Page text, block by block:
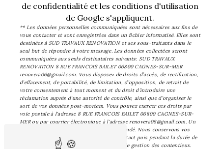
de confidentialité et les conditions d'utilisation
de Google s'appliquent.
** Les données personnelles communiquées sont nécessaires aux fins de
vous contacter et sont enregistrées dans un fichier informatisé. Elles sont
destinées à SUD TRAVAUX RENOVATION et ses sous-traitants dans le
seul but de répondre à votre message. Les données collectées seront
communiquées aux seuls destinataires suivants: SUD TRAVAUX
RENOVATION 8 RUE FRANCOIS BAILET 06800 CAGNES-SUR-MER
renovera06@gmail.com. Vous disposez de droits d’accès, de rectification,
d’effacement, de portabilité, de limitation, d’opposition, de retrait de
votre consentement à tout moment et du droit d’introduire une
réclamation auprès d’une autorité de contrôle, ainsi que d’organiser le
sort de vos données post-mortem. Vous pouvez exercer ces droits par
voie postale à l'adresse 8 RUE FRANCOIS BAILET 06800 CAGNES-SUR-
MER ou par courrier électronique à l'adresse renovera06@gmail.com. Un
justificatif d'identité pourra vous être demandé. Nous conservons vos
données pendant la période de prise de contact puis pendant la durée de
prescription légale aux fins probatoires et de gestion des contentieux.